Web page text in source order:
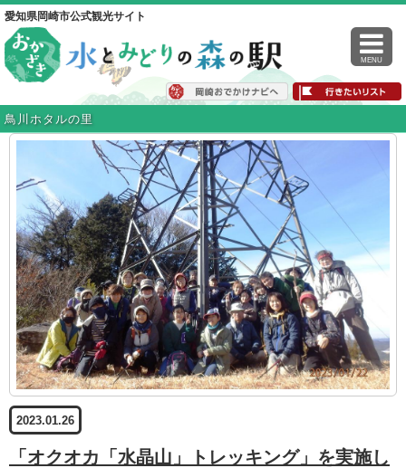
愛知県岡崎市公式観光サイト
MENU
鳥川ホタルの里
2023.01.26
「オクオカ「水晶山」トレッキング」を実施し